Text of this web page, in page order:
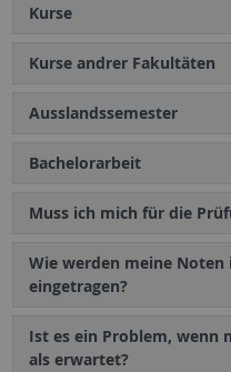
Kurse
Kurse andrer Fakultäten
Ausslandssemester
Bachelorarbeit
Muss ich mich für die
Wie werden meine Noten
eingetragen?
Ist es ein Problem, wenn
als erwartet?